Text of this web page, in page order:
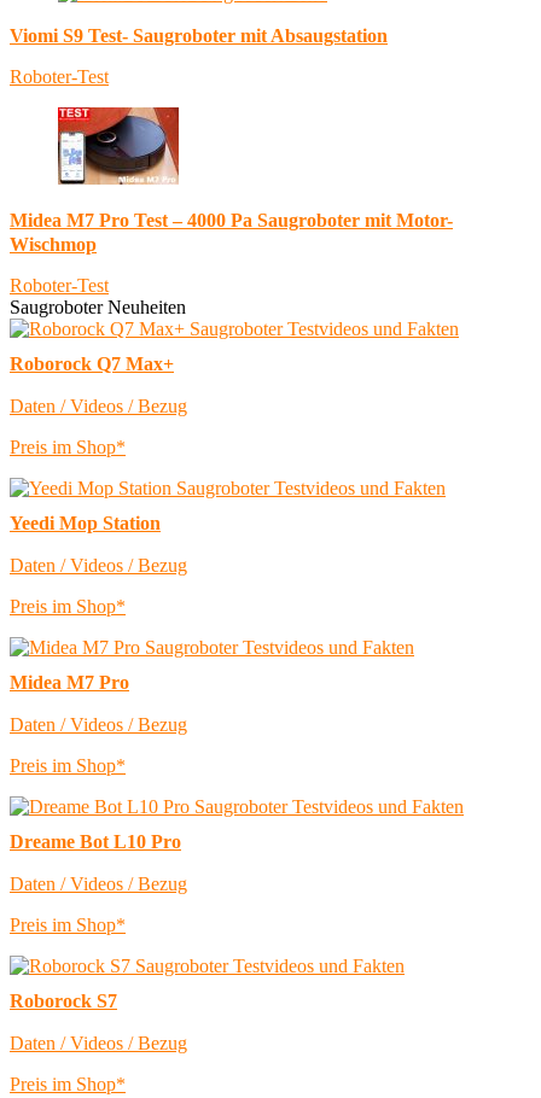
Viomi S9 Test- Saugroboter mit Absaugstation
Roboter-Test
Midea M7 Pro Test – 4000 Pa Saugroboter mit Motor-
Wischmop
Roboter-Test
Saugroboter Neuheiten
Roborock Q7 Max+
Daten / Videos / Bezug
Preis im Shop*
Yeedi Mop Station
Daten / Videos / Bezug
Preis im Shop*
Midea M7 Pro
Daten / Videos / Bezug
Preis im Shop*
Dreame Bot L10 Pro
Daten / Videos / Bezug
Preis im Shop*
Roborock S7
Daten / Videos / Bezug
Preis im Shop*